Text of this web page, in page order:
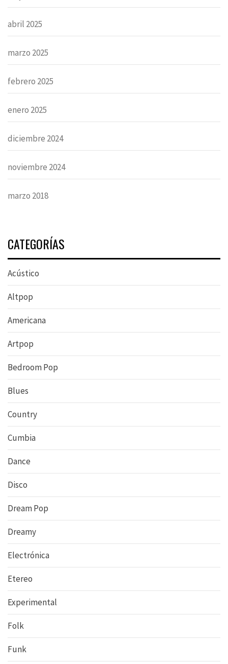
abril 2025
marzo 2025
febrero 2025
enero 2025
diciembre 2024
noviembre 2024
marzo 2018
CATEGORÍAS
Acústico
Altpop
Americana
Artpop
Bedroom Pop
Blues
Country
Cumbia
Dance
Disco
Dream Pop
Dreamy
Electrónica
Etereo
Experimental
Folk
Funk